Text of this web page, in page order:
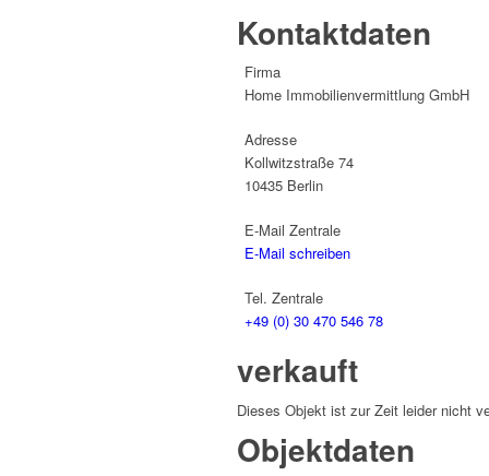
Kontaktdaten
Firma
Home Immobilienvermittlung GmbH
Adresse
Kollwitzstraße 74
10435 Berlin
E-Mail Zentrale
E-Mail schreiben
Tel. Zentrale
+49 (0) 30 470 546 78
verkauft
Dieses Objekt ist zur Zeit leider nicht
Objektdaten